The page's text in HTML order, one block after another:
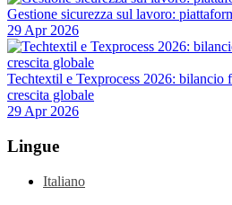
Gestione sicurezza sul lavoro:
29 Apr 2026
Techtextil e Texprocess 2026: bilancio
crescita globale
29 Apr 2026
Lingue
Italiano